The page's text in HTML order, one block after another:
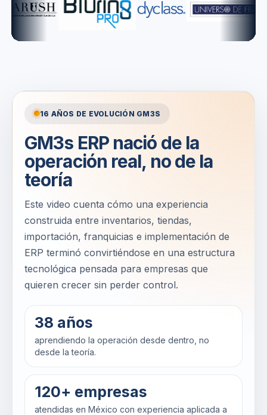
16 AÑOS DE EVOLUCIÓN GM3S
GM3s ERP nació de la
operación real, no de la
teoría
Este video cuenta cómo una experiencia
construida entre inventarios, tiendas,
importación, franquicias e implementación de
ERP terminó convirtiéndose en una estructura
tecnológica pensada para empresas que
quieren crecer sin perder control.
38 años
aprendiendo la operación desde dentro, no
desde la teoría.
120+ empresas
atendidas en México con experiencia aplicada a